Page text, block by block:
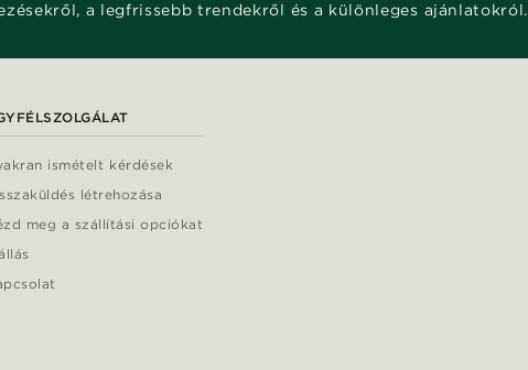
a legfrissebb trendekről és a különleges ajánlatokról.
ismételt kérdések
létrehozása
meg a szállítási opciókat